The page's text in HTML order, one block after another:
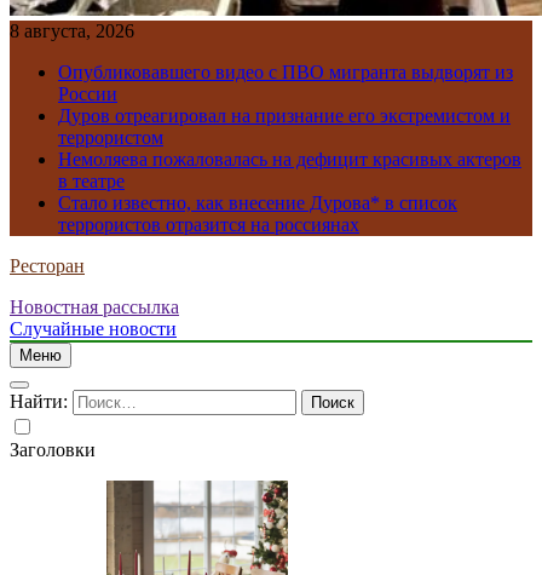
8 августа, 2026
Опубликовавшего видео с ПВО мигранта выдворят из
России
Дуров отреагировал на признание его экстремистом и
террористом
Немоляева пожаловалась на дефицит красивых актеров
в театре
Стало известно, как внесение Дурова* в список
террористов отразится на россиянах
Ресторан
Новостная рассылка
Случайные новости
Меню
Найти:
Заголовки